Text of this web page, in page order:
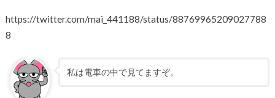
https://twitter.com/mai_441188/status/88769965209027788
8
私は電車の中で見てますぞ。